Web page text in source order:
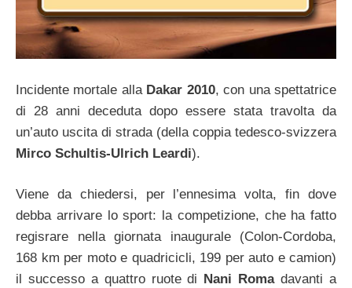
Incidente mortale alla Dakar 2010, con una spettatrice
di 28 anni deceduta dopo essere stata travolta da
un’auto uscita di strada (della coppia tedesco-svizzera
Mirco Schultis-Ulrich Leardi).
Viene da chiedersi, per l’ennesima volta, fin dove
debba arrivare lo sport: la competizione, che ha fatto
regisrare nella giornata inaugurale (Colon-Cordoba,
168 km per moto e quadricicli, 199 per auto e camion)
il successo a quattro ruote di
Nani Romadavanti a